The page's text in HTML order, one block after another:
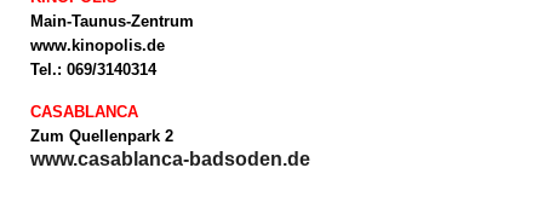
Main-Taunus-Zentrum
www.kinopolis.de
Tel.: 069/3140314
CASABLANCA
Zum Quellenpark 2
www.casablanca-badsoden.de